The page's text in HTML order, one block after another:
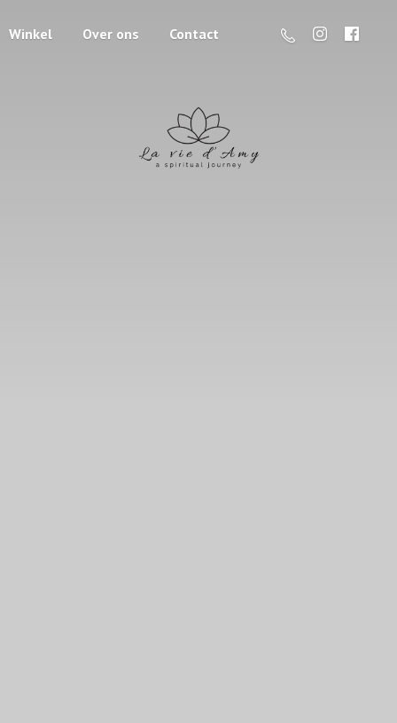
Winkel Over ons Contact